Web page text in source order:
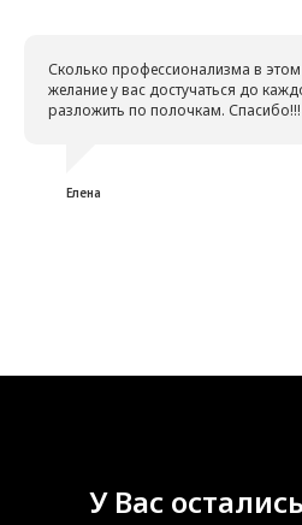
Сколько профессионализма в этом
желание у вас достучаться до
разложить по полочкам. Спасибо!!!
Елена
У Вас